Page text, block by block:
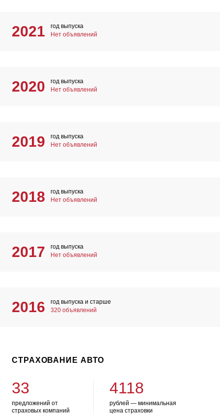
2021
год выпуска
Нет объявлений
2020
год выпуска
Нет объявлений
2019
год выпуска
Нет объявлений
2018
год выпуска
Нет объявлений
2017
год выпуска
Нет объявлений
2016
год выпуска и старше
320 объявлений
СТРАХОВАНИЕ АВТО
33
предложений от
страховых компаний
4118
рублей — минимальная
цена страховки